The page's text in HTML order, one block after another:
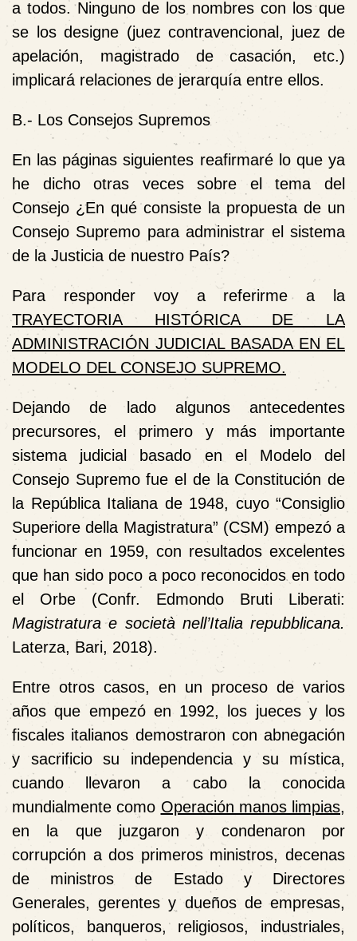
a todos. Ninguno de los nombres con los que
se los designe (juez contravencional, juez de
apelación, magistrado de casación, etc.)
implicará relaciones de jerarquía entre ellos.
B.- Los Consejos Supremos
En las páginas siguientes reafirmaré lo que ya
he dicho otras veces sobre el tema del
Consejo ¿En qué consiste la propuesta de un
Consejo Supremo para administrar el sistema
de la Justicia de nuestro País?
Para responder voy a referirme a la
TRAYECTORIA HISTÓRICA DE LA
ADMINISTRACIÓN JUDICIAL BASADA EN EL
MODELO DEL CONSEJO SUPREMO.
Dejando de lado algunos antecedentes
precursores, el primero y más importante
sistema judicial basado en el Modelo del
Consejo Supremo fue el de la Constitución de
la República Italiana de 1948, cuyo “Consiglio
Superiore della Magistratura” (CSM) empezó a
funcionar en 1959, con resultados excelentes
que han sido poco a poco reconocidos en todo
el Orbe (Confr. Edmondo Bruti Liberati:
Magistratura e società nell’Italia repubblicana.
Laterza, Bari, 2018).
Entre otros casos, en un proceso de varios
años que empezó en 1992, los jueces y los
fiscales italianos demostraron con abnegación
y sacrificio su independencia y su mística,
cuando llevaron a cabo la conocida
mundialmente como Operación manos limpias,
en la que juzgaron y condenaron por
corrupción a dos primeros ministros, decenas
de ministros de Estado y Directores
Generales, gerentes y dueños de empresas,
políticos, banqueros, religiosos, industriales,